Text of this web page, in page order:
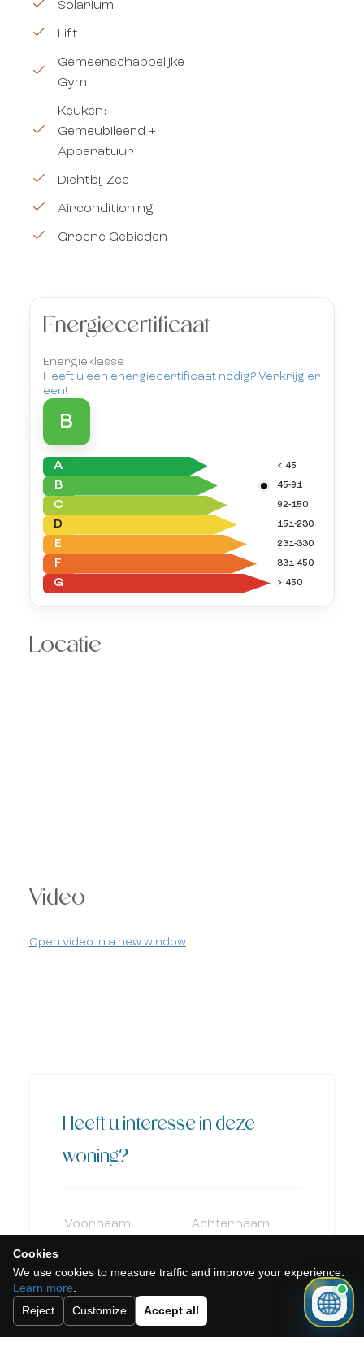
Solarium
Lift
Gemeenschappelijke
Gym
Keuken:
Gemeubileerd +
Apparatuur
Dichtbij Zee
Airconditioning
Groene Gebieden
Energiecertificaat
Energieklasse
Heeft u een energiecertificaat nodig? Verkrijg er
een!
B
A < 45
B 45-91
C 92-150
D 151-230
E 231-330
F 331-450
G > 450
Locatie
Video
Open video in a new window
Heeft u interesse in deze
woning?
Cookies
We use cookies to measure traffic and improve your experience.
Learn more
Reject
Customize Accept all